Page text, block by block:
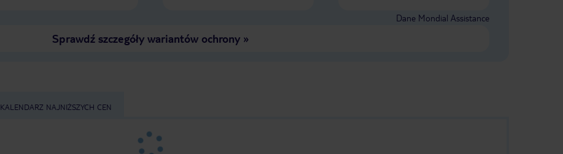
Dane Mondial Assistance
Sprawdź szczegóły wariantów ochrony»
KALENDARZ NAJNIŻSZYCH CEN